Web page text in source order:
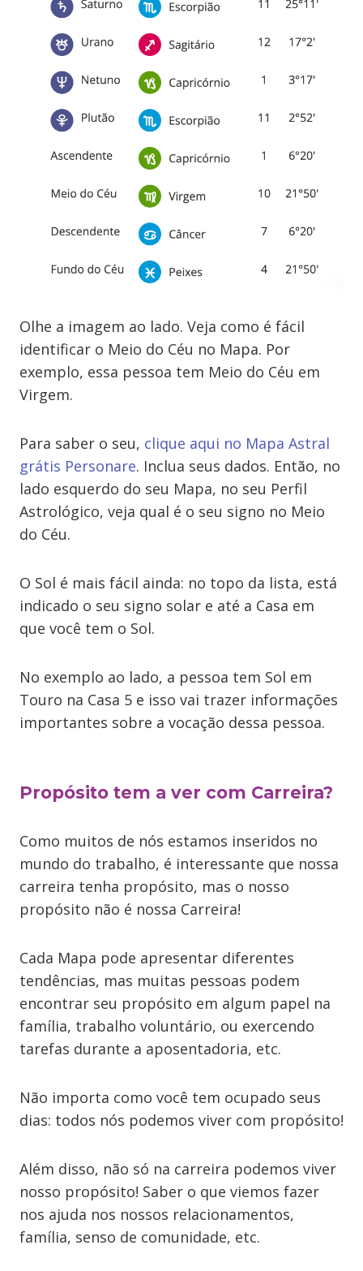
Olhe a imagem ao lado. Veja como é fácil
identificar o Meio do Céu no Mapa. Por
exemplo, essa pessoa tem Meio do Céu em
Virgem.
Para saber o seu, clique aqui no Mapa Astral
grátis Personare. Inclua seus dados. Então, no
lado esquerdo do seu Mapa, no seu Perfil
Astrológico, veja qual é o seu signo no Meio
do Céu.
O Sol é mais fácil ainda: no topo da lista, está
indicado o seu signo solar e até a Casa em
que você tem o Sol.
No exemplo ao lado, a pessoa tem Sol em
Touro na Casa 5 e isso vai trazer informações
importantes sobre a vocação dessa pessoa.
Propósito tem a ver com Carreira?
Como muitos de nós estamos inseridos no
mundo do trabalho, é interessante que nossa
carreira tenha propósito, mas o nosso
propósito não é nossa Carreira!
Cada Mapa pode apresentar diferentes
tendências, mas muitas pessoas podem
encontrar seu propósito em algum papel na
família, trabalho voluntário, ou exercendo
tarefas durante a aposentadoria, etc.
Não importa como você tem ocupado seus
dias: todos nós podemos viver com propósito!
Além disso, não só na carreira podemos viver
nosso propósito! Saber o que viemos fazer
nos ajuda nos nossos relacionamentos,
família, senso de comunidade, etc.